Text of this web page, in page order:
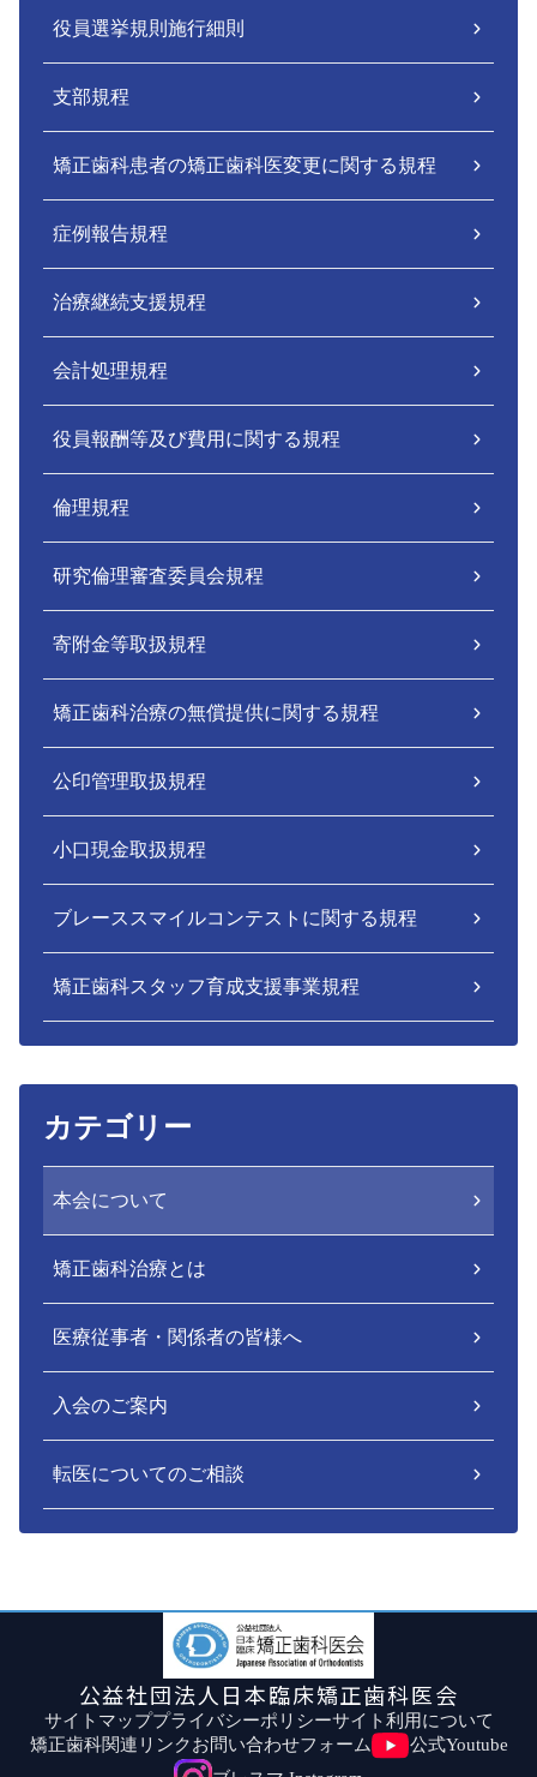
役員選挙規則施行細則
支部規程
矯正歯科患者の矯正歯科医変更に関する規程
症例報告規程
治療継続支援規程
会計処理規程
役員報酬等及び費用に関する規程
倫理規程
研究倫理審査委員会規程
寄附金等取扱規程
矯正歯科治療の無償提供に関する規程
公印管理取扱規程
小口現金取扱規程
ブレーススマイルコンテストに関する規程
矯正歯科スタッフ育成支援事業規程
カテゴリー
本会について
矯正歯科治療とは
医療従事者・関係者の皆様へ
入会のご案内
転医についてのご相談
公益社団法人日本臨床矯正歯科医会
サイトマッププライバシーポリシーサイト利用について
矯正歯科関連リンクお問い合わせフォーム
公式Youtube